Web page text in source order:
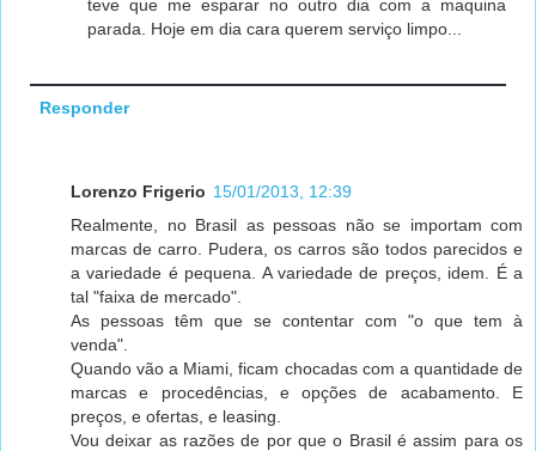
teve que me esparar no outro dia com a maquina
parada. Hoje em dia cara querem serviço limpo...
Responder
Lorenzo Frigerio 15/01/2013, 12:39
Realmente, no Brasil as pessoas não se importam com
marcas de carro. Pudera, os carros são todos parecidos e
a variedade é pequena. A variedade de preços, idem. É a
tal "faixa de mercado".
As pessoas têm que se contentar com "o que tem à
venda".
Quando vão a Miami, ficam chocadas com a quantidade de
marcas e procedências, e opções de acabamento. E
preços, e ofertas, e leasing.
Vou deixar as razões de por que o Brasil é assim para os